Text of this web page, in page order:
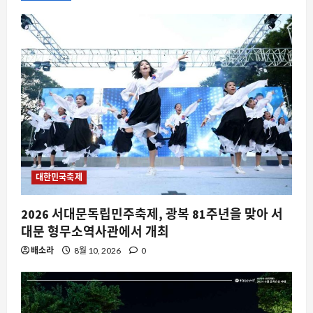
대한민국축제
2026 서대문독립민주축제, 광복 81주년을 맞아 서
대문 형무소역사관에서 개최
배소라 8월 10, 2026 0